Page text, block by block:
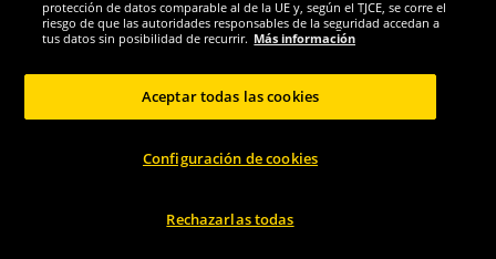
-40%
protección de datos comparable al de la UE y, según el TJCE, se corre el
riesgo de que las autoridades responsables de la seguridad accedan a
tus datos sin posibilidad de recurrir. Más información
Configuración de cookies
Rechazarlas todas
Aceptar todas las cookies